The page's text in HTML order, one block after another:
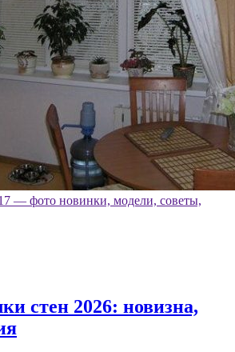
— фото новинки, модели, советы,
стен 2026: новизна,